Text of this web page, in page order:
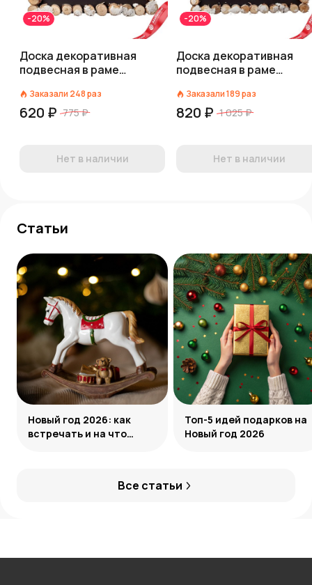
-20%
Доска декоративная
подвесная в раме
Заказали 248раз
620 ₽ 775 ₽
Нет в наличии
-20%
Доска декоративная
подвесная в раме
Заказали189раз
820 ₽ 1 025 ₽
Нет в наличии
Статьи
Все статьи
Новый год 2026: как
встречать и на что
Топ-5 идей подарков на
Новый год 2026